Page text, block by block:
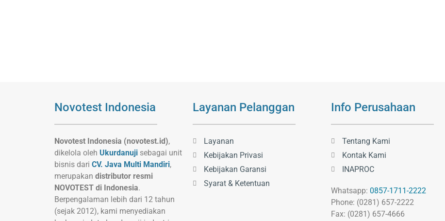
Novotest Indonesia
Novotest Indonesia (novotest.id),
dikelola oleh Ukurdanuji sebagai unit
bisnis dari CV. Java Multi Mandiri,
merupakan distributor resmi
NOVOTEST di Indonesia.
Berpengalaman lebih dari 12 tahun
(sejak 2012), kami menyediakan
Layanan Pelanggan
Layanan
Kebijakan Privasi
Kebijakan Garansi
Syarat & Ketentuan
Info Perusahaan
Tentang Kami
Kontak Kami
INAPROC
Whatsapp: 0857-1711-2222
Phone: (0281) 657-2222
Fax: (0281) 657-4666